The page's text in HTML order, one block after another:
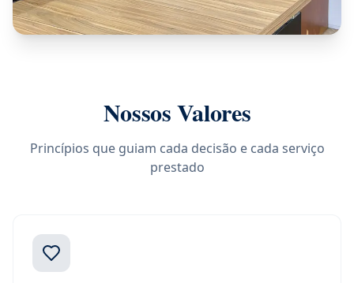
Nossos Valores
Princípios que guiam cada decisão e cada serviço
prestado